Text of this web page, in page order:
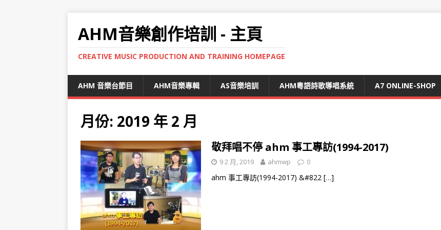
AHM音樂創作培訓 - 主頁
CREATIVE MUSIC PRODUCTION AND TRAINING HOMEPAGE
AHM 音樂台節目 AHM音樂專輯 AS音樂培訓 AHM粵語詩歌導唱系統 A7 ONLINE-SHOP
月份: 2019 年 2 月
敬拜唱不停 ahm 事工專訪(1994-2017)
9 2 月, 2019 ahmwp 0
ahm 事工專訪(1994-2017) &#822 […]